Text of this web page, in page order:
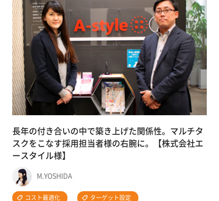
長年の付き合いの中で築き上げた関係性。マルチタ
スクをこなす採用担当者様の右腕に。【株式会社エ
ースタイル様】
M.YOSHIDA
コスト最適化 ターゲット設定